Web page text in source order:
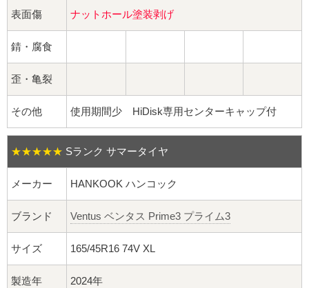
ロング球面ナット
ショート球面ナット
貫通ナット
袋ナット
ロング袋ナット
ショート袋ナット
スチール鉄ホイール
持ち込み交換工賃
表面傷 ナットホール塗装剥げ
錆・腐食
歪・亀裂
その他 使用期間少 HiDisk専用センターキャップ付
★★★★★ Sランク サマータイヤ
メーカー HANKOOK ハンコック
ブランド Ventus ベンタス Prime3 プライム3
サイズ 165/45R16 74V XL
製造年 2024年